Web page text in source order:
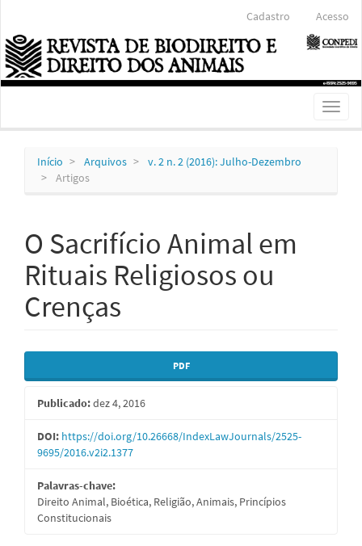
Conteúdo
principal
Barra
Lateral
Cadastro Acesso
Toggle
Início Arquivos
v. 2 n. 2 (2016): Julho-Dezembro
Artigos
O Sacrifício Animal em
Rituais Religiosos ou
Crenças
Barra
lateral
de
artigos
PDF
Publicado:dez 4, 2016
DOI: https://doi.org/10.26668/IndexLawJournals/2525-
9695/2016.v2i2.1377
Palavras-chave:
Direito Animal, Bioética, Religião, Animais, Princípios
Constitucionais